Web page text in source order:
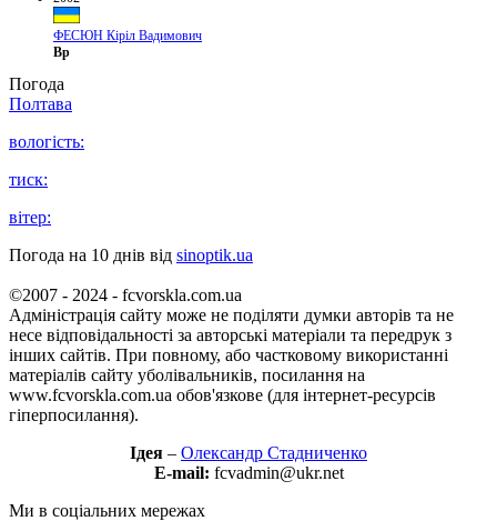
ФЕСЮН Кіріл Вадимович
Вр
Погода
Полтава
вологість:
тиск:
вітер:
Погода на 10 днів від sinoptik.ua
©2007 - 2024 - fcvorskla.com.ua
Адміністрація сайту може не поділяти думки авторів та не
несе відповідальності за авторські матеріали та передрук з
інших сайтів. При повному, або частковому використанні
матеріалів сайту уболівальників, посилання на
www.fcvorskla.com.ua обов'язкове (для інтернет-ресурсів
гіперпосилання).
Ідея – Олександр Стадниченко
E-mail: fcvadmin@ukr.net
Ми в соціальних мережах